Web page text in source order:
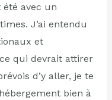
été avec un
J’ai entendu
et
qui devrait attirer
d’y aller, je te
bien à